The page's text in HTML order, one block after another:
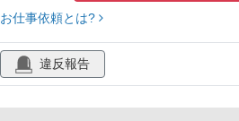
お仕事依頼とは?
違反報告